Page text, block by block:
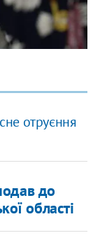
отруєння
до
області